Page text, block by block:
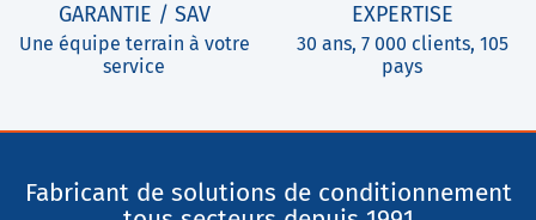
GARANTIE / SAV
Une équipe terrain à votre
service
EXPERTISE
30 ans, 7 000 clients, 105
pays
Fabricant de solutions de conditionnement